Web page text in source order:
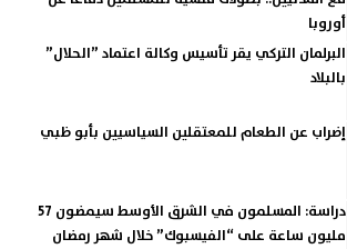
أوروبا
البرلمان التركي يقر تأسيس وكالة اعتماد ”الحلال”
بالبلاد
إضراب عن الطعام للمعتقلين السياسيين بأبو ظبي
دراسة: المسلمون في الشرق الأوسط سيمضون 57
مليون ساعة على “الفيسبوك” خلال شهر رمضان